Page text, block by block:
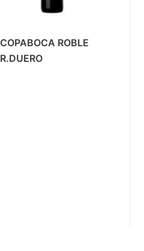
COPABOCA ROBLE
R.DUERO